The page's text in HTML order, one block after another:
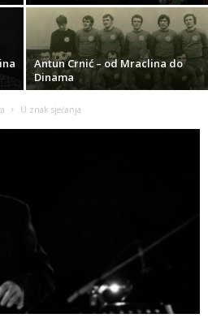
Antun Crnić – od Mraclina do
Dinama
U znak sjećanja